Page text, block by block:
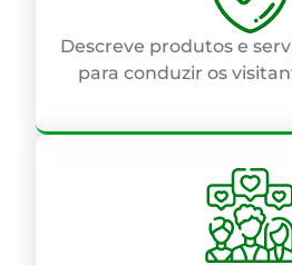
Descreve produtos e
para conduzir os